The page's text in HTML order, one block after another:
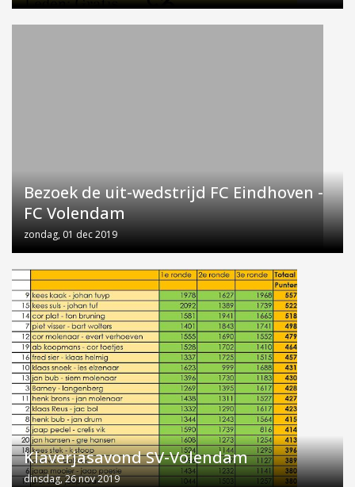
Bezoek de uit-wedstrijd FC Eindhoven -
FC Volendam
zondag, 01 dec 2019
Klaverjasavond SV-Volendam
dinsdag, 26 nov 2019